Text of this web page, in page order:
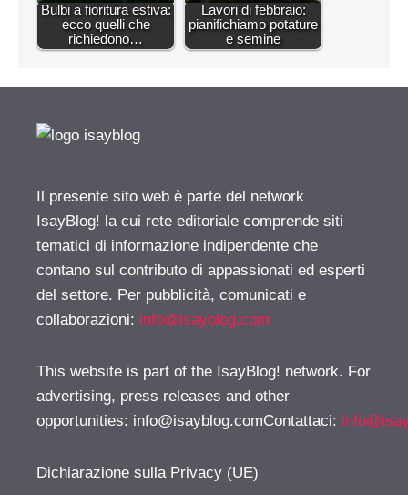
Bulbi a fioritura estiva:
ecco quelli che
richiedono…
Lavori di febbraio:
pianifichiamo potature
e semine
Il presente sito web è parte del network
IsayBlog! la cui rete editoriale comprende siti
tematici di informazione indipendente che
contano sul contributo di appassionati ed esperti
del settore. Per pubblicità, comunicati e
collaborazioni: info@isayblog.com
This website is part of the IsayBlog! network. For
advertising, press releases and other
opportunities: info@isayblog.comContattaci:
Dichiarazione sulla Privacy (UE)